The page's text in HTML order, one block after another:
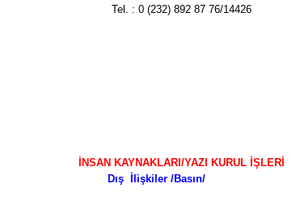
Tel. : 0 (232) 892 87 76/14426
İNSAN KAYNAKLARI/YAZI KURUL İŞLERİ
Dış İlişkiler /Basın/